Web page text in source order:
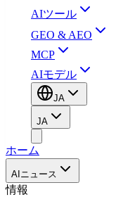
AIツール
GEO & AEO
MCP
AIモデル
JA
JA
ホーム
AIニュース
情報